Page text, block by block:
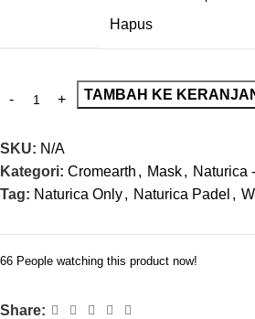
Hapus
TAMBAH KE
SKU: N/A
Kategori: Cromearth , Mask, Naturica
Tag: Naturica Only, Naturica Padel ,
66 People watching this product now!
Share: